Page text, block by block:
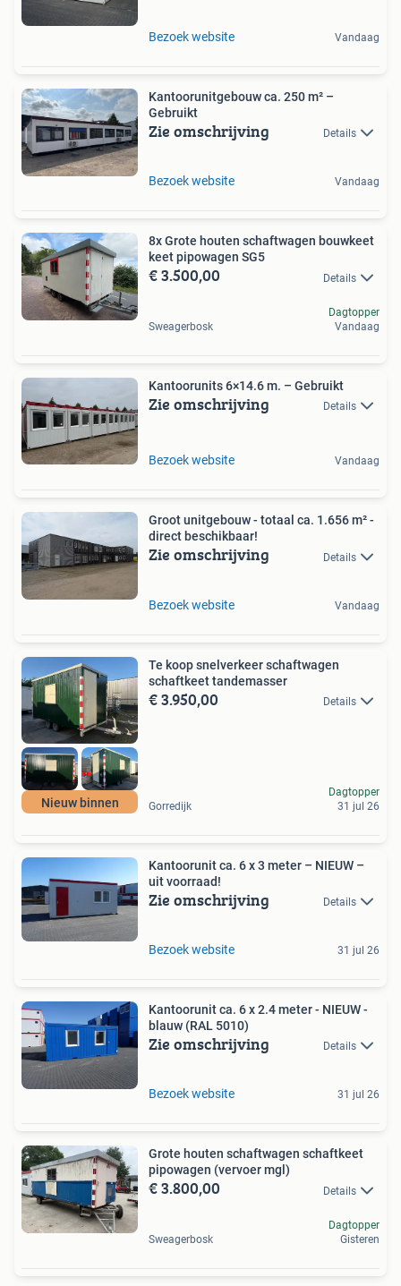
Bezoek website Vandaag
Kantoorunitgebouw ca. 250 m² –
Gebruikt
Zie omschrijving Details
Bezoek website Vandaag
8x Grote houten schaftwagen bouwkeet
keet pipowagen SG5
€ 3.500,00 Details
Sweagerbosk
Dagtopper
Vandaag
Kantoorunits 6×14.6 m. – Gebruikt
Zie omschrijving Details
Bezoek website Vandaag
Groot unitgebouw - totaal ca. 1.656 m² -
direct beschikbaar!
Zie omschrijving Details
Bezoek website Vandaag
Nieuw binnen
Te koop snelverkeer schaftwagen
schaftkeet tandemasser
€ 3.950,00 Details
Gorredijk
Dagtopper
31 jul 26
Kantoorunit ca. 6 x 3 meter – NIEUW –
uit voorraad!
Zie omschrijving Details
Bezoek website 31 jul 26
Kantoorunit ca. 6 x 2.4 meter - NIEUW -
blauw (RAL 5010)
Zie omschrijving Details
Bezoek website 31 jul 26
Grote houten schaftwagen schaftkeet
pipowagen (vervoer mgl)
€ 3.800,00 Details
Sweagerbosk
Dagtopper
Gisteren